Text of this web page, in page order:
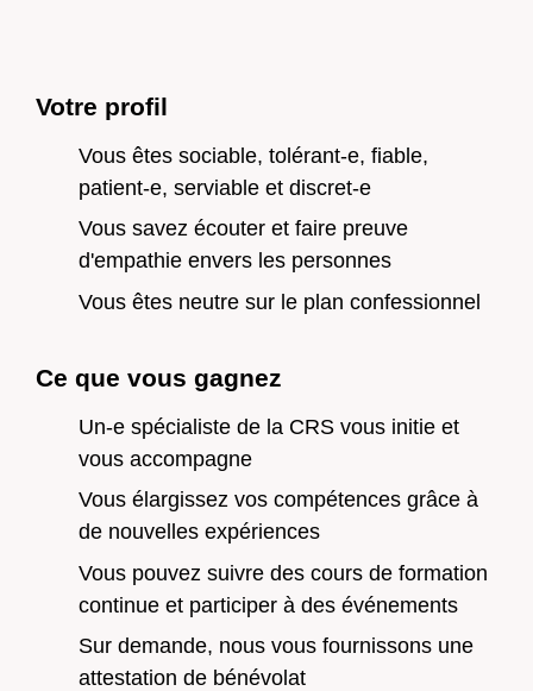
Votre profil
Vous êtes sociable, tolérant-e, fiable,
patient-e, serviable et discret-e
Vous savez écouter et faire preuve
d'empathie envers les personnes
Vous êtes neutre sur le plan confessionnel
Ce que vous gagnez
Un-e spécialiste de la CRS vous initie et
vous accompagne
Vous élargissez vos compétences grâce à
de nouvelles expériences
Vous pouvez suivre des cours de formation
continue et participer à des événements
Sur demande, nous vous fournissons une
attestation de bénévolat